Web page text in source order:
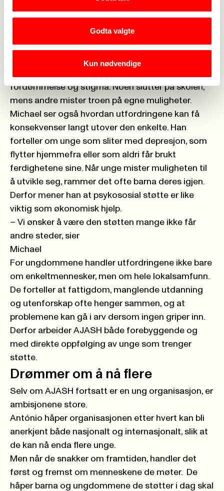
Godta valgte
Kun nødvendige
opplever sorg, usikkerhet eller står alene i en
krevende situasjon. Derfor er arbeidet med unge
gravide og psykososial støtte noe av det som
engasjerer henne mest i AJASH.
fordømmelse og stigma. Noen slutter på skolen,
mens andre mister troen på egne muligheter.
Michael ser også hvordan utfordringene kan få
konsekvenser langt utover den enkelte. Han
forteller om unge som sliter med depresjon, som
flytter hjemmefra eller som aldri får brukt
ferdighetene sine. Når unge mister muligheten til
å utvikle seg, rammer det ofte barna deres igjen.
Derfor mener han at psykososial støtte er like
viktig som økonomisk hjelp.
– Vi ønsker å være den støtten mange ikke får
andre steder, sier
Michael
For ungdommene handler utfordringene ikke bare
om enkeltmennesker, men om hele lokalsamfunn.
De forteller at fattigdom, manglende utdanning
og utenforskap ofte henger sammen, og at
problemene kan gå i arv dersom ingen griper inn.
Derfor arbeider AJASH både forebyggende og
med direkte oppfølging av unge som trenger
støtte.
Drømmer om å nå flere
Selv om AJASH fortsatt er en ung organisasjon, er
ambisjonene store.
António håper organisasjonen etter hvert kan bli
anerkjent både nasjonalt og internasjonalt, slik at
de kan nå enda flere unge.
Men når de snakker om framtiden, handler det
først og fremst om menneskene de møter. De
håper barna og ungdommene de støtter i dag skal